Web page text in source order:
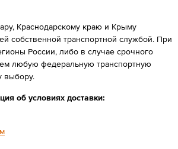
Краснодарскому краю и Крыму
собственной транспортной службой. При
России, либо в случае срочного
любую федеральную транспортную
выбору.
об условиях доставки: